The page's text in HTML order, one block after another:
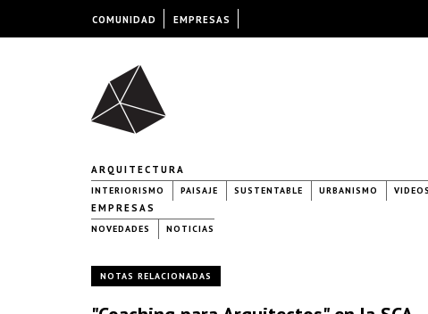
ARQUITECTURA
INTERIORISMO PAISAJE SUSTENTABLE URBANISMO VIDEOS
EMPRESAS
NOVEDADES NOTICIAS
NOTAS RELACIONADAS
COMUNIDAD EMPRESAS